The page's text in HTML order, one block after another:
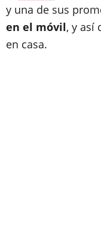
y una de sus
en el móvil, y así
en casa.